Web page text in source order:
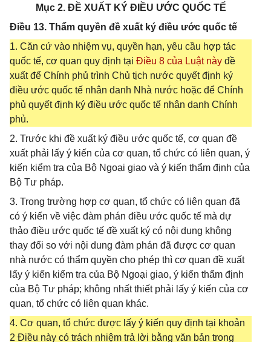
Mục 2. ĐỀ XUẤT KÝ ĐIỀU ƯỚC QUỐC TẾ
Điều 13. Thẩm quyền đề xuất ký điều ước quốc tế
1. Căn cứ vào nhiệm vụ, quyền hạn, yêu cầu hợp tác
quốc tế, cơ quan quy định tại Điều 8 của Luật này đề
xuất để Chính phủ trình Chủ tịch nước quyết định ký
điều ước quốc tế nhân danh Nhà nước hoặc để Chính
phủ quyết định ký điều ước quốc tế nhân danh Chính
phủ.
2. Trước khi đề xuất ký điều ước quốc tế, cơ quan đề
xuất phải lấy ý kiến của cơ quan, tổ chức có liên quan, ý
kiến kiểm tra của Bộ Ngoại giao và ý kiến thẩm định của
Bộ Tư pháp.
3. Trong trường hợp cơ quan, tổ chức có liên quan đã
có ý kiến về việc đàm phán điều ước quốc tế mà dự
thảo điều ước quốc tế đề xuất ký có nội dung không
thay đổi so với nội dung đàm phán đã được cơ quan
nhà nước có thẩm quyền cho phép thì cơ quan đề xuất
lấy ý kiến kiểm tra của Bộ Ngoại giao, ý kiến thẩm định
của Bộ Tư pháp; không nhất thiết phải lấy ý kiến của cơ
quan, tổ chức có liên quan khác.
4. Cơ quan, tổ chức được lấy ý kiến quy định tại khoản
2 Điều này có trách nhiệm trả lời bằng văn bản trong